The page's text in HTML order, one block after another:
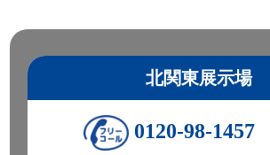
北関東展示場
0120-98-1457